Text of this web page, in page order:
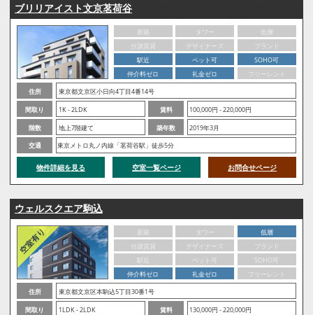
ブリリアイスト文京茗荷谷
新築 タワー
低層
分譲賃貸
デザイナーズ
ブランド
駅近
ペット可
SOHO可
仲介料ゼロ
礼金ゼロ
フリーレント
住所
東京都文京区小日向4丁目4番14号
間取り
1K - 2LDK 賃料
100,000円 - 220,000円
階数
地上7階建て 築年数
2019年3月
交通
東京メトロ丸ノ内線「茗荷谷駅」徒歩5分
物件詳細を見る 空室一覧ページ お問合せページ
ウェルスクエア駒込
新築 タワー
低層
分譲賃貸
デザイナーズ
ブランド
駅近
ペット可
SOHO可
仲介料ゼロ
礼金ゼロ
フリーレント
住所
東京都文京区本駒込5丁目30番1号
間取り
1LDK - 2LDK 賃料
130,000円 - 220,000円